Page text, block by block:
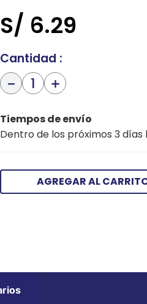
S/ 6.29
Cantidad
＋
－
Tiempos de envío
Dentro de los próximos 3
AGREGAR AL